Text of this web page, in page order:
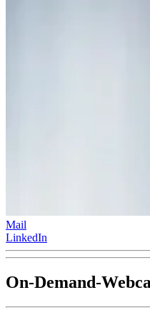
Mail
LinkedIn
On-Demand-